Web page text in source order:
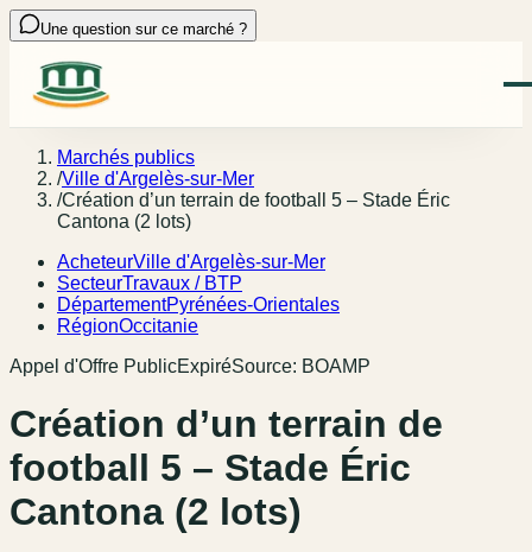
Une question sur ce marché ?
Marchés publics
/Ville d'Argelès-sur-Mer
/Création d’un terrain de football 5 – Stade Éric
Cantona (2 lots)
AcheteurVille d'Argelès-sur-Mer
SecteurTravaux / BTP
DépartementPyrénées-Orientales
RégionOccitanie
Appel d'Offre PublicExpiréSource: BOAMP
Création d’un terrain de
football 5 – Stade Éric
Cantona (2 lots)